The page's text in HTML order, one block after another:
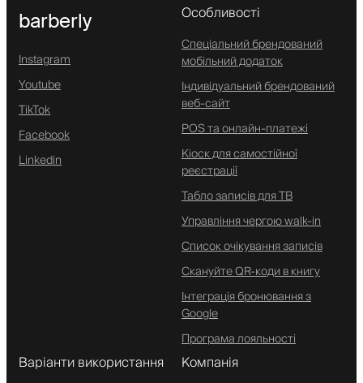
barberly
Instagram
Youtube
TikTok
Facebook
Linkedin
Особливості
Спеціальний брендований
мобільний додаток
Індивідуальний брендований
веб-сайт
POS та онлайн-платежі
Кіоск для самостійної
реєстрації
Табло записів для ТВ
Управління чергою walk-in
Список очікування записів
Скануйте QR-коди в книгу
Інтеграція бронювання з
Google
Програма лояльності
Варіанти використання Компанія